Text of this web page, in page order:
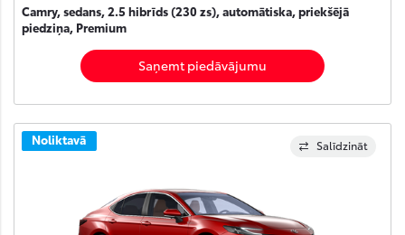
Camry, sedans, 2.5 hibrīds (230 zs), automātiska, priekšējā
piedziņa, Premium
Saņemt piedāvājumu
Salīdzināt
Noliktavā